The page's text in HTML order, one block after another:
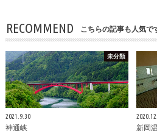
RECOMMEND こちらの記事も人気で
未分類
2021.9.30
神通峡 新岡